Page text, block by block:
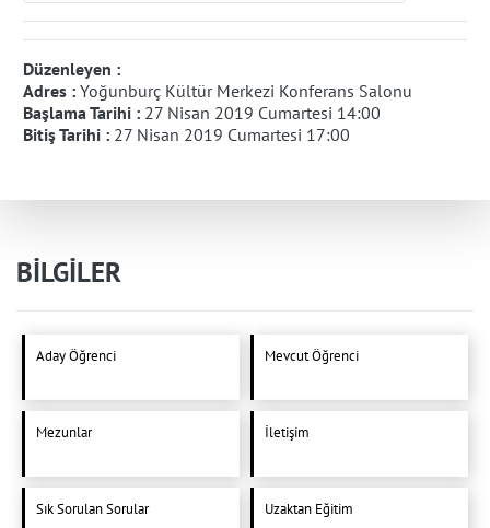
Düzenleyen :
Adres : Yoğunburç Kültür Merkezi Konferans Salonu
Başlama Tarihi : 27 Nisan 2019 Cumartesi 14:00
Bitiş Tarihi : 27 Nisan 2019 Cumartesi 17:00
BİLGİLER
Aday Öğrenci Mevcut Öğrenci
Mezunlar İletişim
Sık Sorulan Sorular Uzaktan Eğitim